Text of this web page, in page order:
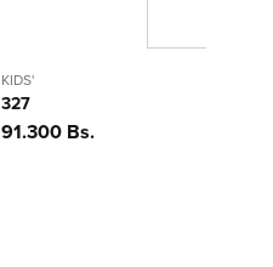
KIDS'
327
Precio
91.300 Bs.